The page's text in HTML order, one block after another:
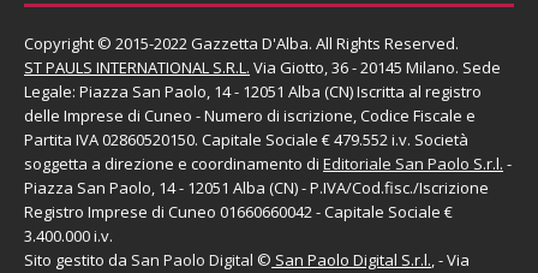
Copyright © 2015-2022 Gazzetta D'Alba. All Rights Reserved.
ST PAULS INTERNATIONAL S.R.L. Via Giotto, 36 - 20145 Milano. Sede
Legale: Piazza San Paolo, 14 - 12051 Alba (CN) Iscritta al registro
delle Imprese di Cuneo - Numero di iscrizione, Codice Fiscale e
Partita IVA 02860520150. Capitale Sociale € 479.552 i.v. Società
soggetta a direzione e coordinamento di Editoriale San Paolo S.r.l. -
Piazza San Paolo, 14 - 12051 Alba (CN) - P.IVA/Cod.fisc./Iscrizione
Registro Imprese di Cuneo 01660660042 - Capitale Sociale €
3.400.000 i.v.
Sito gestito da San Paolo Digital © San Paolo Digital S.r.l., - Via